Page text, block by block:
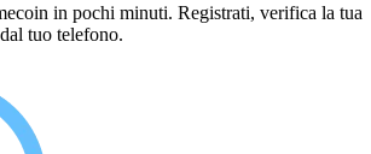
in pochi minuti. Registrati, verifica la tua
tuo telefono.